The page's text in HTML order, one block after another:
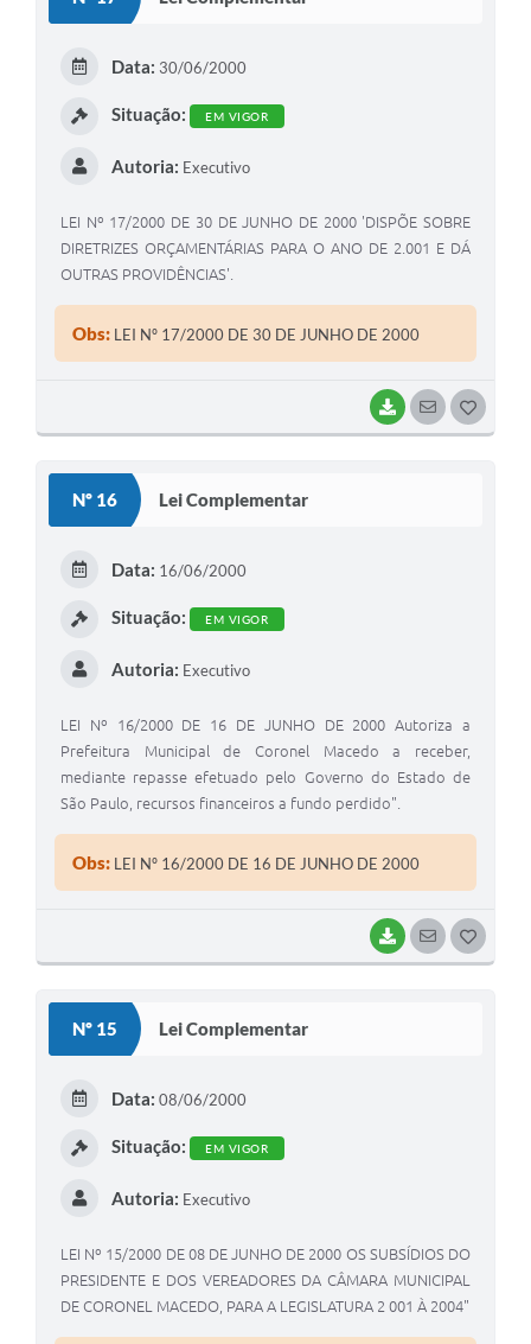
BAIXARSEGUIR
Data: 30/06/2000
Situação: EM VIGOR
Autoria: Executivo
LEI Nº 17/2000 DE 30 DE JUNHO DE 2000 'DISPÕE SOBRE
DIRETRIZES ORÇAMENTÁRIAS PARA O ANO DE 2.001 E DÁ
OUTRAS PROVIDÊNCIAS'.
Obs: LEI Nº 17/2000 DE 30 DE JUNHO DE 2000
Nº 16 Lei Complementar
BAIXARSEGUIR
Data: 16/06/2000
Situação: EM VIGOR
Autoria: Executivo
LEI Nº 16/2000 DE 16 DE JUNHO DE 2000 Autoriza a
Prefeitura Municipal de Coronel Macedo a receber,
mediante repasse efetuado pelo Governo do Estado de
São Paulo, recursos financeiros a fundo perdido".
Obs: LEI Nº 16/2000 DE 16 DE JUNHO DE 2000
Nº 15 Lei Complementar
Data: 08/06/2000
Situação: EM VIGOR
Autoria: Executivo
LEI Nº 15/2000 DE 08 DE JUNHO DE 2000 OS SUBSÍDIOS DO
PRESIDENTE E DOS VEREADORES DA CÂMARA MUNICIPAL
DE CORONEL MACEDO, PARA A LEGISLATURA 2 001 À 2004"